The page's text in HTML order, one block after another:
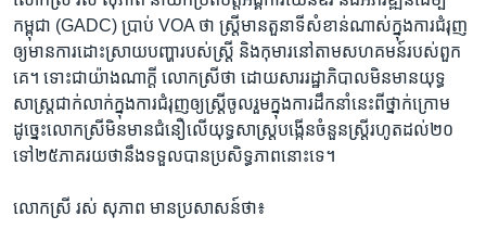
កម្ពុជា​ ​(GADC)​ ​ប្រាប់​ VOA​ ​ថា​ ​ស្រ្តី​មាន​តួនាទី​សំខាន់​ណាស់​ក្នុងការ​ជំរុញ​
ឲ្យ​មានកា​រ​ដោះ​ស្រាយ​បញ្ហា​របស់​ស្រ្តី​ ​និង​កុមារនៅ​តាម​សហគមន៍​របស់​ពួក​
គេ។​ ​ទោះ​ជា​យ៉ាង​ណាក្តី​ ​លោកស្រី​ថា​ ​ដោយ​សារ​រដ្ឋាភិបាល​មិន​មាន​យុទ្ធ​
សាស្រ្ត​ជាក់លាក់​ក្នុង​ការជំរុញ​ឲ្យ​ស្រ្តី​ចូល​រួម​ក្នុង​ការ​ដឹកនាំ​នេះពីថ្នាក់​ក្រោម​ ​
ដូច្នេះ​លោកស្រី​មិន​មាន​ជំនឿ​លើ​យុទ្ធ​សាស្រ្ត​បង្កើនចំនួន​ស្រ្តី​រហូត​ដល់​២០​
ទៅ​២៥​ភាគរយថា​នឹង​ទទួល​បាន​ប្រសិទ្ធភាព​នោះ​ទេ។
លោកស្រី​ ​រស់ សុភាព​ ​មាន​ប្រសាសន៍​ថា៖​